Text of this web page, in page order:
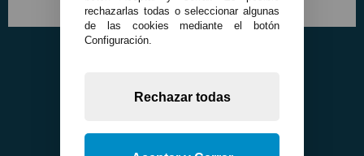
rechazarlas todas o seleccionar algunas
de las cookies mediante el botón
Configuración.
Rechazar todas